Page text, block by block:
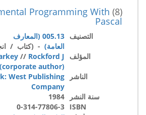
(8)
Programming With
Pascal
التصنيف
005.13 (المعارف
العامة) - (كتاب /
المؤلف
// Rockford J
author)
الناشر
West Publishing
Company
سنة النشر
1984
ISBN
0-314-77806-3